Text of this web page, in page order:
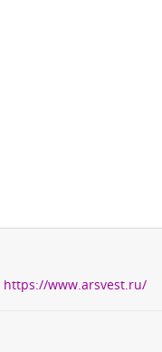
https://www.arsvest.ru/